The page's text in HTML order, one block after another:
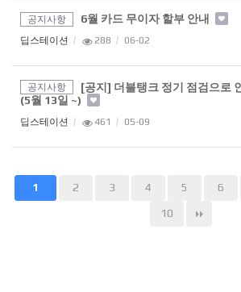
공지사항 6월 카드 무이자 할부 안내
딥스테이션 288 06-02
공지사항
[공지] 더블탱크 정기 점검으로
(5월 13일 ~)
딥스테이션 461 05-09
1 2 3 4 5 6
10